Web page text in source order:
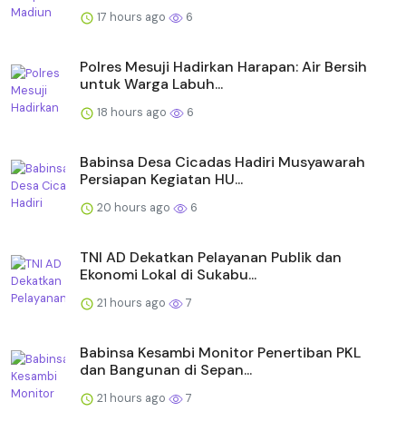
17 hours ago 6
Polres Mesuji Hadirkan Harapan: Air Bersih
untuk Warga Labuh...
18 hours ago 6
Babinsa Desa Cicadas Hadiri Musyawarah
Persiapan Kegiatan HU...
20 hours ago 6
TNI AD Dekatkan Pelayanan Publik dan
Ekonomi Lokal di Sukabu...
21 hours ago 7
Babinsa Kesambi Monitor Penertiban PKL
dan Bangunan di Sepan...
21 hours ago 7